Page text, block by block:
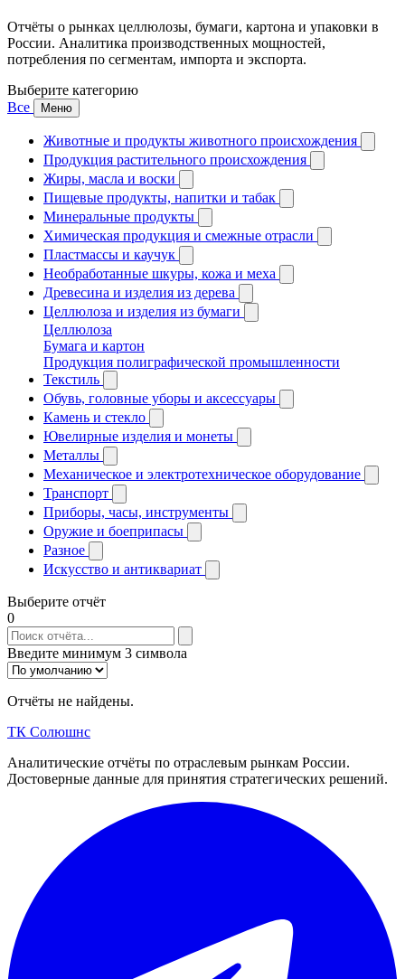
Отчёты о рынках целлюлозы, бумаги, картона и упаковки в
России. Аналитика производственных мощностей,
потребления по сегментам, импорта и экспорта.
Выберите категорию
Все
Меню
Животные и продукты животного происхождения
Продукция растительного происхождения
Жиры, масла и воски
Пищевые продукты, напитки и табак
Минеральные продукты
Химическая продукция и смежные отрасли
Пластмассы и каучук
Необработанные шкуры, кожа и меха
Древесина и изделия из дерева
Целлюлоза и изделия из бумаги
Целлюлоза
Бумага и картон
Продукция полиграфической промышленности
Текстиль
Обувь, головные уборы и аксессуары
Камень и стекло
Ювелирные изделия и монеты
Металлы
Механическое и электротехническое оборудование
Транспорт
Приборы, часы, инструменты
Оружие и боеприпасы
Разное
Искусство и антиквариат
Выберите отчёт
0
Введите минимум 3 символа
Отчёты не найдены.
ТК Солюшнс
Аналитические отчёты по отраслевым рынкам России.
Достоверные данные для принятия стратегических решений.